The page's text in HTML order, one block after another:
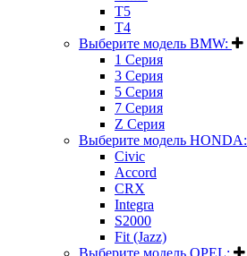
T5
T4
Выберите модель BMW:
1 Серия
3 Серия
5 Серия
7 Серия
Z Серия
Выберите модель HONDA:
Civic
Accord
CRX
Integra
S2000
Fit (Jazz)
Выберите модель OPEL: